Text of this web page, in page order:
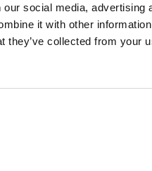
social media, advertising
it with other
they’ve collected from your